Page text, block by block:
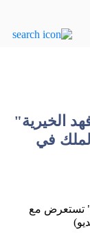
الخيرية"
الملك في